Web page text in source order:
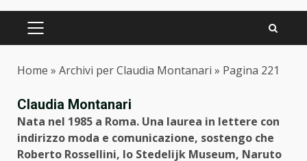
PRIMARY
Home » Archivi per Claudia Montanari » Pagina 221
Claudia Montanari
Nata nel 1985 a Roma. Una laurea in lettere con
indirizzo moda e comunicazione, sostengo che
Roberto Rossellini, lo Stedelijk Museum, Naruto